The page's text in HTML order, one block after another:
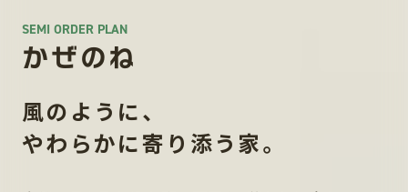
SEMI ORDER PLAN
かぜのね
風のように、
やわらかに寄り添う家。